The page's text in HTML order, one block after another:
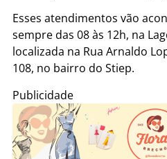
Esses atendimentos vão
sempre das 08 às 12h, na
localizada na Rua Arnaldo
108, no bairro do Stiep.
Publicidade